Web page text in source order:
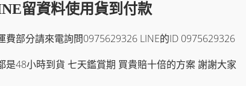
留資料使用貨到付款
費部分請來電詢問0975629326 LINE的ID 0975629326
是48小時到貨 七天鑑賞期 買貴賠十倍的方案 謝謝大家